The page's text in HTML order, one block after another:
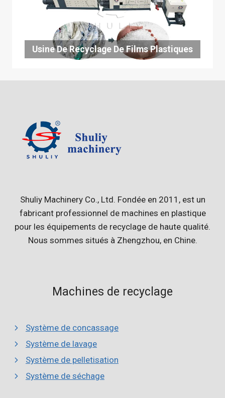
Usine De Recyclage De Films Plastiques
Shuliy Machinery Co., Ltd. Fondée en 2011, est un
fabricant professionnel de machines en plastique
pour les équipements de recyclage de haute qualité.
Nous sommes situés à Zhengzhou, en Chine.
Machines de recyclage
Système de concassage
Système de lavage
Système de pelletisation
Système de séchage